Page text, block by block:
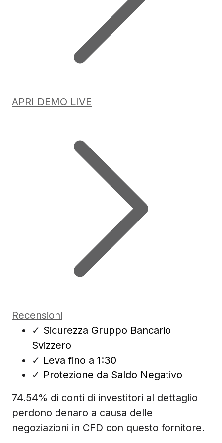
APRI DEMO LIVE
Recensioni
✓ Sicurezza Gruppo Bancario
Svizzero
✓ Leva fino a 1:30
✓ Protezione da Saldo Negativo
74.54% di conti di investitori al dettaglio
perdono denaro a causa delle
negoziazioni in CFD con questo fornitore.